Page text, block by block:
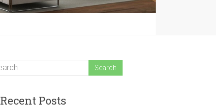
Recent Posts